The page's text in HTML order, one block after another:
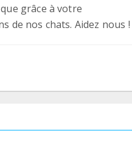
grâce à votre
de nos chats. Aidez nous !